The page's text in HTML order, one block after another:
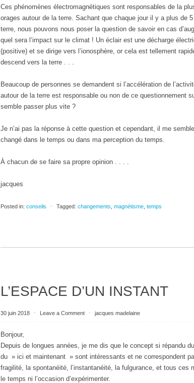
Ces phénomènes électromagnétiques sont responsables de la
orages autour de la terre. Sachant que chaque jour il y a plus de
terre, nous pouvons nous poser la question de savoir en cas
quel sera l’impact sur le climat ! Un éclair est une décharge
(positive) et se dirige vers l’ionosphère, or cela est tellement
descend vers la terre . . .
Beaucoup de personnes se demandent si l’accélération de
autour de la terre est responsable ou non de ce questionnement
semble passer plus vite ?
Je n’ai pas la réponse à cette question et cependant, il me
changé dans le temps ou dans ma perception du temps.
À chacun de se faire sa propre opinion . . . .
jacques
Posted in: conseils ⋅ Tagged: changements magnétisme temps
L’ESPACE D’UN INSTANT
30 juin 2018 ⋅ Leave a Comment ⋅ jacques madelaine
Bonjour,
Depuis de longues années, je me dis que le concept si répandu
du » ici et maintenant » sont intéressants et ne correspondent
fragilité, la spontanéité, l’instantanéité, la fulgurance, et tous ces
le temps ni l’occasion d’expérimenter.